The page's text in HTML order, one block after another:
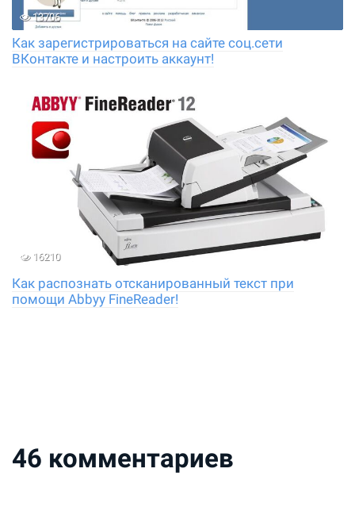
13706
Как зарегистрироваться на сайте соц.сети
ВКонтакте и настроить аккаунт!
16210
Как распознать отсканированный текст при
помощи Abbyy FineReader!
46 комментариев